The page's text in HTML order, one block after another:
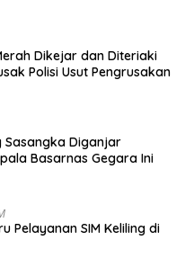
Dikejar dan Diteriaki
Polisi Usut Pengrusakan
Sasangka Diganjar
Basarnas Gegara Ini
Pelayanan SIM Keliling di